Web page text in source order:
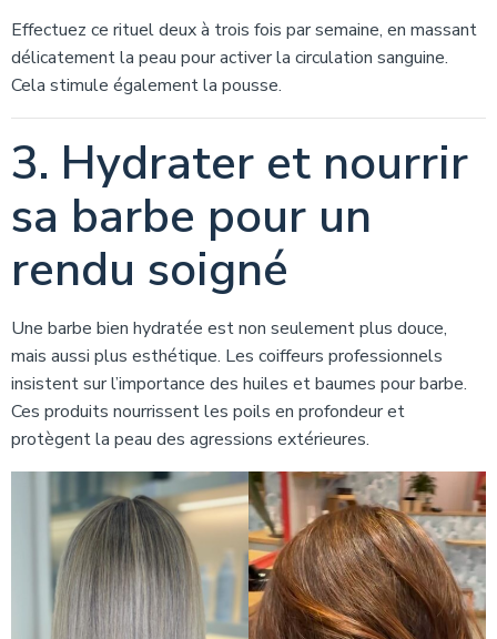
Effectuez ce rituel deux à trois fois par semaine, en massant
délicatement la peau pour activer la circulation sanguine.
Cela stimule également la pousse.
3. Hydrater et nourrir
sa barbe pour un
rendu soigné
Une barbe bien hydratée est non seulement plus douce,
mais aussi plus esthétique. Les coiffeurs professionnels
insistent sur l’importance des huiles et baumes pour barbe.
Ces produits nourrissent les poils en profondeur et
protègent la peau des agressions extérieures.